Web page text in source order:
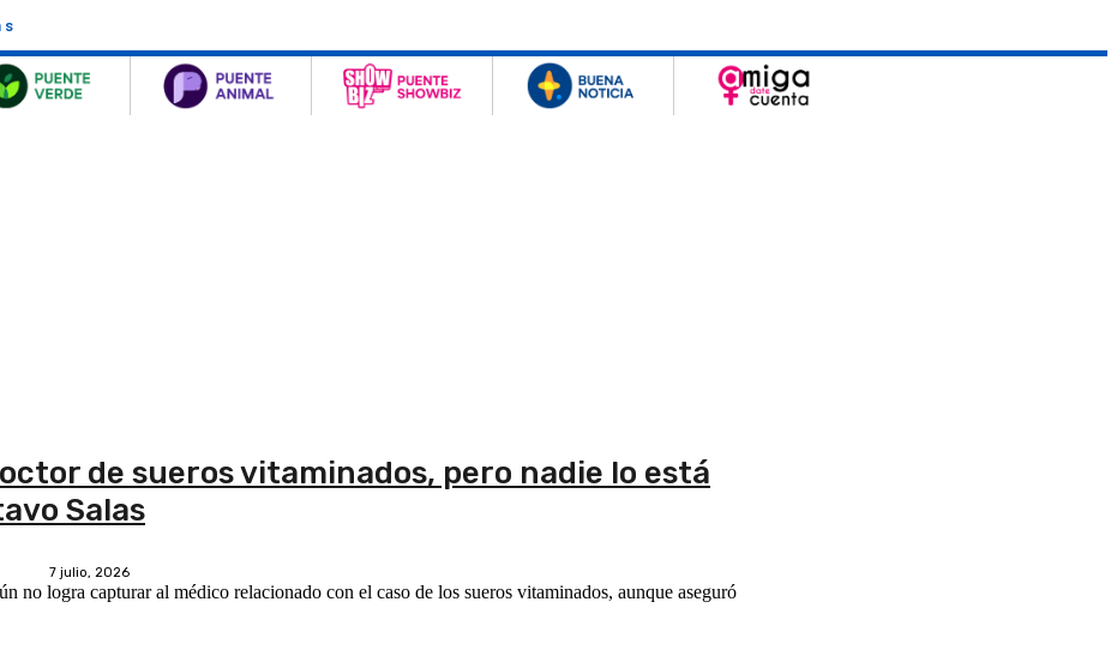
de sueros vitaminados, pero nadie lo está
Salas
7 julio, 2026
no logra capturar al médico relacionado con el caso de los sueros vitaminados, aunque aseguró